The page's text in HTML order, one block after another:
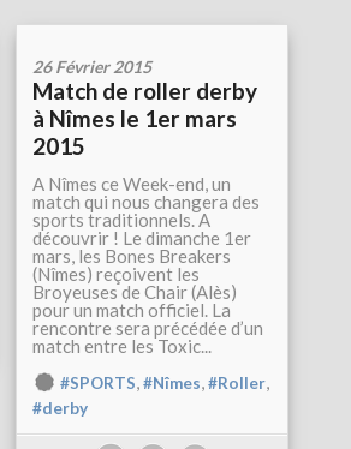
26 Février 2015
Match de roller derby
à Nîmes le 1er mars
2015
A Nîmes ce Week-end, un
match qui nous changera des
sports traditionnels. A
découvrir ! Le dimanche 1er
mars, les Bones Breakers
(Nîmes) reçoivent les
Broyeuses de Chair (Alès)
pour un match officiel. La
rencontre sera précédée d’un
match entre les Toxic...
#SPORTS,#Nîmes,#Roller,
#derby